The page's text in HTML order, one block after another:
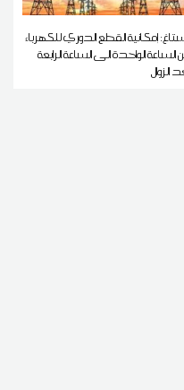
إمكانية القطع الدوري للكهرباء
الساعة الواحدة الى الساعة الرابعة
الزوال